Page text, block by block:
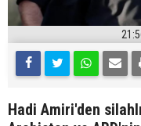
Hadi Amiri'den